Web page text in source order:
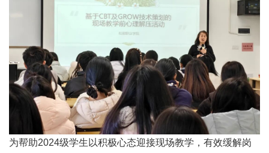
为帮助2024级学生以积极心态迎接现场教学，有效缓解岗